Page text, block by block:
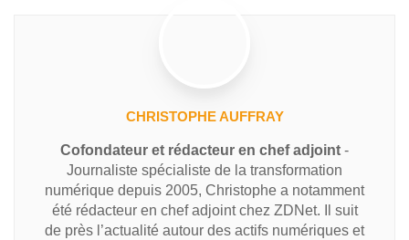
CHRISTOPHE AUFFRAY
Cofondateur et rédacteur en chef adjoint -
Journaliste spécialiste de la transformation
numérique depuis 2005, Christophe a notamment
été rédacteur en chef adjoint chez ZDNet. Il suit
de près l’actualité autour des actifs numériques et